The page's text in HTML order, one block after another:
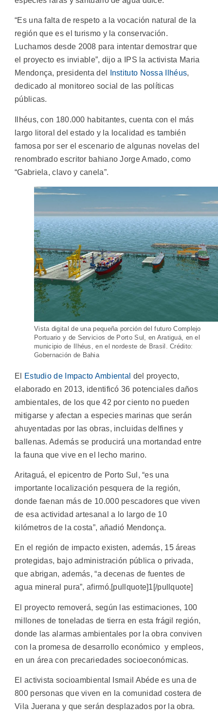
“Es una falta de respeto a la vocación natural de la
región que es el turismo y la conservación.
Luchamos desde 2008 para intentar demostrar que
el proyecto es inviable”, dijo a IPS la activista Maria
Mendonça, presidenta del
Instituto Nossa Ilhéus,
dedicado al monitoreo social de las políticas
públicas.
Ilhéus, con 180.000 habitantes, cuenta con el más
largo litoral del estado y la localidad es también
famosa por ser el escenario de algunas novelas del
renombrado escritor bahiano Jorge Amado, como
“Gabriela, clavo y canela”.
Vista digital de una pequeña porción del futuro Complejo
Portuario y de Servicios de Porto Sul, en Aratiguá, en el
municipio de Ilhéus, en el nordeste de Brasil. Crédito:
Gobernación de Bahia
El Estudio de Impacto Ambiental del proyecto,
elaborado en 2013, identificó 36 potenciales daños
ambientales, de los que 42 por ciento no pueden
mitigarse y afectan a especies marinas que serán
ahuyentadas por las obras, incluidas delfines y
ballenas. Además se producirá una mortandad entre
la fauna que vive en el lecho marino.
Aritaguá, el epicentro de Porto Sul, “es una
importante localización pesquera de la región,
donde faenan más de 10.000 pescadores que viven
de esa actividad artesanal a lo largo de 10
kilómetros de la costa”, añadió Mendonça.
En el región de impacto existen, además, 15 áreas
protegidas, bajo administración pública o privada,
que abrigan, además, “a decenas de fuentes de
agua mineral pura”, afirmó.[pullquote]1[/pullquote]
El proyecto removerá, según las estimaciones, 100
millones de toneladas de tierra en esta frágil región,
donde las alarmas ambientales por la obra conviven
con la promesa de desarrollo económico y empleos,
en un área con precariedades socioeconómicas.
El activista socioambiental Ismail Abéde es una de
800 personas que viven en la comunidad costera de
Vila Juerana y que serán desplazados por la obra.